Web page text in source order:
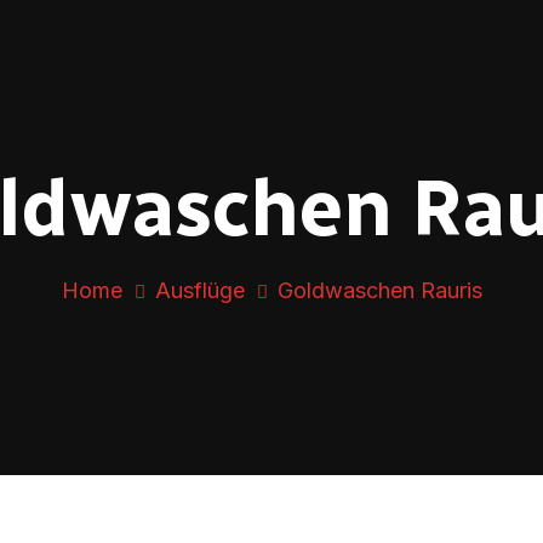
Home Ausflüge Goldwaschen Rauris